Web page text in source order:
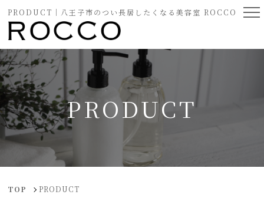
PRODUCT｜八王子市のつい長居したくなる美容室 ROCCO
PRODUCT
TOP PRODUCT